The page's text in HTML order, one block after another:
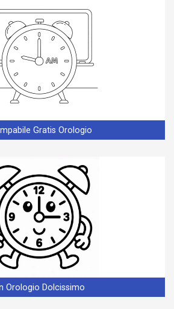
Gratis Orologio
Orologio Dolcissimo